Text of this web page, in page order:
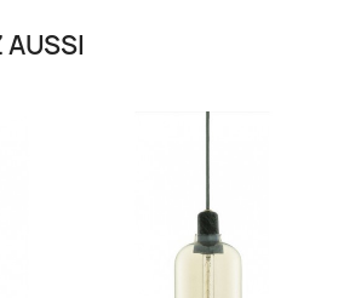
AUSSI